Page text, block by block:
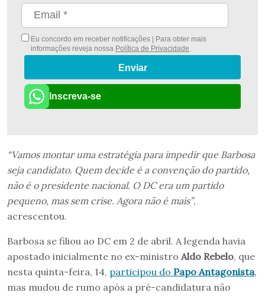
Eu concordo em receber notificações | Para obter mais
informações reveja nossa Política de Privacidade.
Enviar
Inscreva-se
“Vamos montar uma estratégia para impedir que Barbosa
seja candidato. Quem decide é a convenção do partido,
não é o presidente nacional. O DC era um partido
pequeno, mas sem crise. Agora não é mais”,
acrescentou.
Barbosa se filiou ao DC em 2 de abril. A legenda havia
apostado inicialmente no ex-ministro Aldo Rebelo, que
nesta quinta-feira, 14, participou do Papo Antagonista,
mas mudou de rumo após a pré-candidatura não